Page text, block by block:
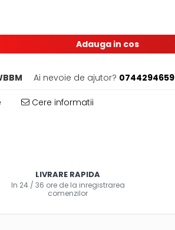
Adauga in cos
Ai nevoie de ajutor? 0744294659
Cere informatii
LIVRARE RAPIDA
In 24 / 36 ore de la inregistrarea
comenzilor